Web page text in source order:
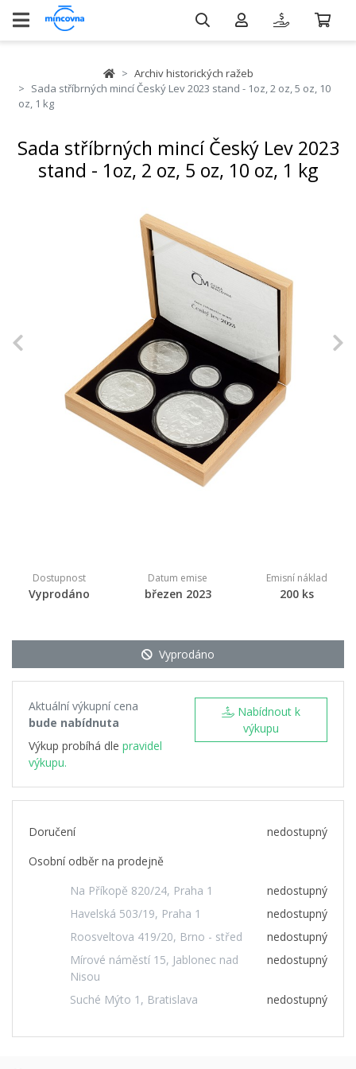
Archiv historických ražeb
Sada stříbrných mincí Český Lev 2023 stand - 1oz, 2 oz, 5 oz, 10
oz, 1 kg
Sada stříbrných mincí Český Lev 2023
stand - 1oz, 2 oz, 5 oz, 10 oz, 1 kg
Previous
Dostupnost
Vyprodáno
Datum emise
březen 2023
Emisní náklad
200 ks
Vyprodáno
Aktuální výkupní cena
bude nabídnuta
Výkup probíhá dle pravidel
výkupu.
výkupu
Doručení
nedostupný
Osobní odběr na prodejně
Na Příkopě 820/24, Praha 1
nedostupný
Havelská 503/19, Praha 1
nedostupný
Roosveltova 419/20, Brno - střed
nedostupný
Mírové náměstí 15, Jablonec nad
Nisou
nedostupný
Suché Mýto 1, Bratislava nedostupný